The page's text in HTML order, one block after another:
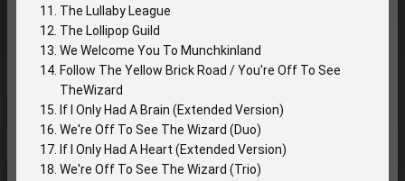
The Lullaby League
The Lollipop Guild
We Welcome You To Munchkinland
Follow The Yellow Brick Road / You're Off To See
TheWizard
If I Only Had A Brain (Extended Version)
We're Off To See The Wizard (Duo)
If I Only Had A Heart (Extended Version)
We're Off To See The Wizard (Trio)